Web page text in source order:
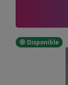
Disponible